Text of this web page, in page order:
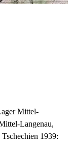
Mittel-
Langenau,
1939: